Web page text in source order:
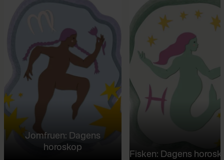
Jomfruen: Dagens
horoskop
Fisken: Dagens